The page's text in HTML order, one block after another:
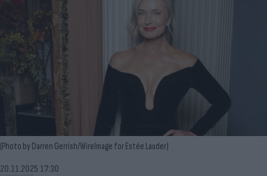
(Photo by Darren Gerrish/WireImage for Estée Lauder)
20.11.2025 17:30